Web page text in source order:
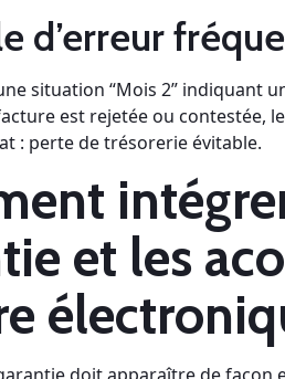
d’erreur
situation “Mois 2” indiquant
est rejetée ou contestée,
: perte de trésorerie évitable.
et les